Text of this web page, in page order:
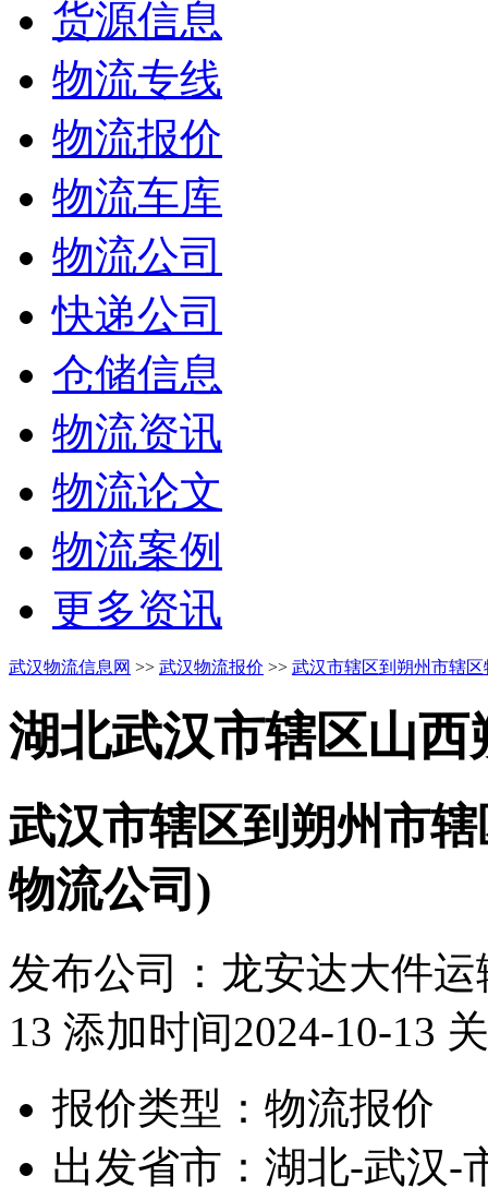
货源信息
物流专线
物流报价
物流车库
物流公司
快递公司
仓储信息
物流资讯
物流论文
物流案例
更多资讯
武汉物流信息网 >> 武汉物流报价 >> 武汉市辖区到朔州市辖区
湖北武汉市辖区山西
武汉市辖区到朔州市
物流公司)
发布公司：龙安达大件
13 添加时间2024-10-13
报价类型： 物流报价
出发省市： 湖北-武汉-